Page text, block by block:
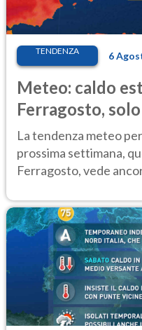
TENDENZA 6
Meteo: caldo
Ferragosto,
Ecco dove
La tendenza meteo
prossima settimana,
Ferragosto, vede